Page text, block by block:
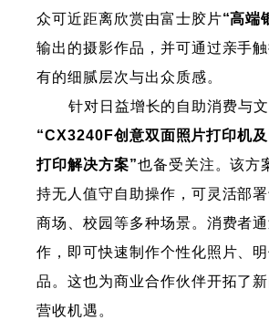
众可近距离欣赏由富士胶片“高端
输出的摄影作品，并可通过亲手
有的细腻层次与出众质感。
针对日益增长的自助消费与文
“CX3240F创意双面照片打印机
打印解决方案”也备受关注。该方
持无人值守自助操作，可灵活部署
商场、校园等多种场景。消费者
作，即可快速制作个性化照片、
品。这也为商业合作伙伴开拓了
营收机遇。